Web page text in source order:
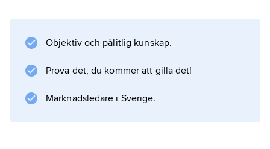
Tegn. Den gjordes till middagstidning 1952,
Schibsted A/S (sedermera Schibsted ASA),
som med Expressen som förebild omvandlade
den till rikstidning.
Objektiv och pålitlig kunskap.
Prova det, du kommer att gilla det!
Marknadsledare i Sverige.